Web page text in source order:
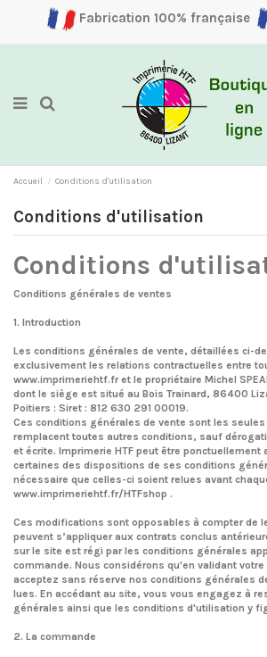
Fabrication 100% française
Accueil Conditions d'utilisation
Conditions d'utilisation
Conditions
Conditions générales de ventes
1. Introduction
Les conditions générales de vente, détaillées ci-
exclusivement les relations contractuelles entre
www.imprimeriehtf.fr et le propriétaire Michel
dont le siège est situé au Bois Trainard, 86400
Poitiers : Siret : 812 630 291 00019.
Ces conditions générales de vente sont les
remplacent toutes autres conditions, sauf
et écrite. Imprimerie HTF peut être ponctuellement
certaines des dispositions de ses conditions
nécessaire que celles-ci soient relues avant
www.imprimeriehtf.fr/HTFshop .
Ces modifications sont opposables à compter de
peuvent s’appliquer aux contrats conclus
sur le site est régi par les conditions générales
commande. Nous considérons qu'en validant
acceptez sans réserve nos conditions générales
lues. En accédant au site, vous vous engagez à
générales ainsi que les conditions d'utilisation y
2. La commande